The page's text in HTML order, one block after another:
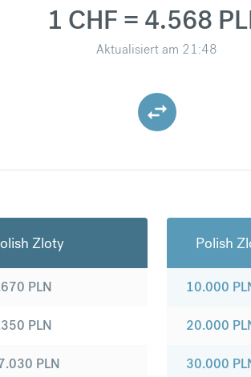
1 CHF = 4.568
Aktualisiert am 21:48
Zloty
PLN
PLN
PLN
Polish
10.000
20.000
30.000